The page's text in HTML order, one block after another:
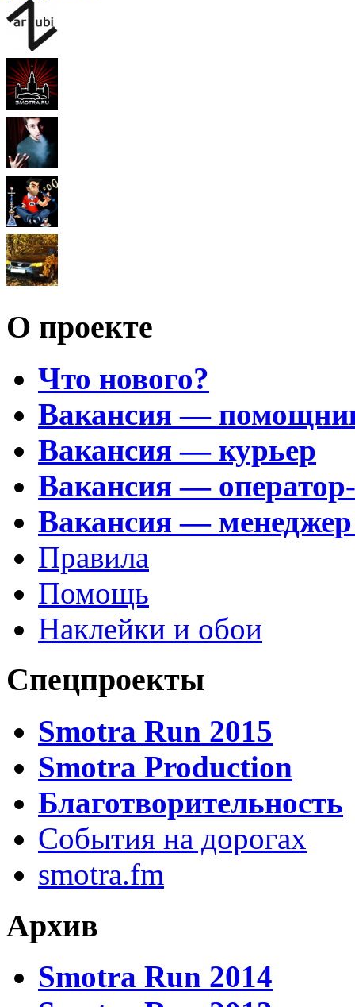
О проекте
Что нового?
Вакансия —
Вакансия — курьер
Вакансия —
Вакансия —
Правила
Помощь
Наклейки и обои
Спецпроекты
Smotra Run 2015
Smotra Production
Благотворительность
События на дорогах
smotra.fm
Архив
Smotra Run 2014